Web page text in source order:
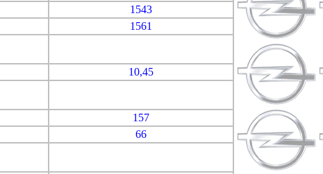
1543
1561
10,45
157
66